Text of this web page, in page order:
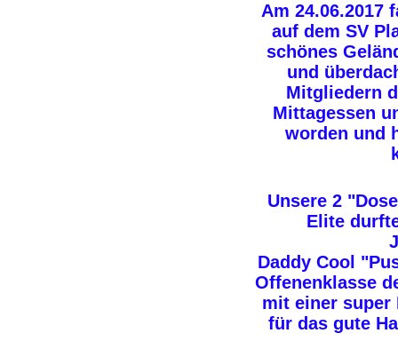
Am 24.06.2017
auf dem SV
schönes
und
Mitgliedern
Mittagessen
worden und
Unsere 2
Elite
Daddy Cool
Offenenklasse
mit einer super
für das gute